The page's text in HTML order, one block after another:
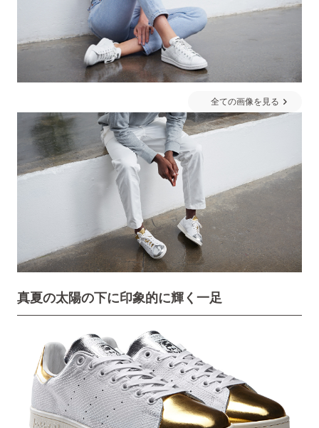
全ての画像を見る
真夏の太陽の下に印象的に輝く一足